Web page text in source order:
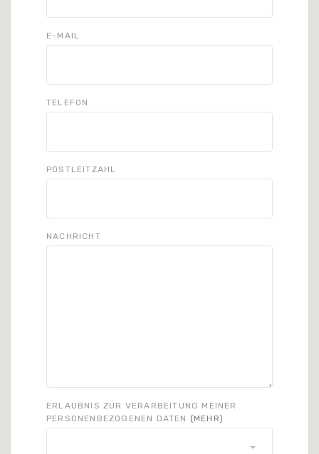
E-MAIL
TELEFON
POSTLEITZAHL
NACHRICHT
ERLAUBNIS ZUR VERARBEITUNG MEINER
PERSONENBEZOGENEN DATEN (MEHR)